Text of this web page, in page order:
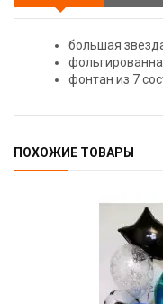
большая
фонтан из 7
ПОХОЖИЕ ТОВАРЫ